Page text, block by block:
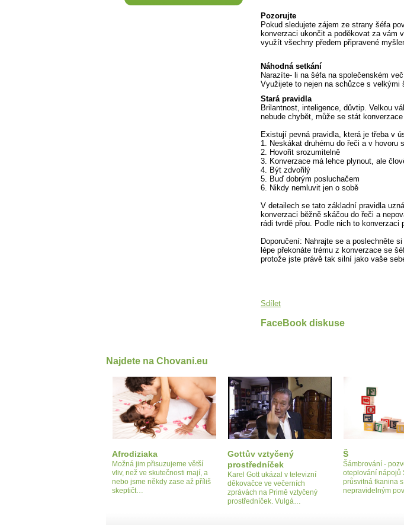
Pozorujte
Pokud sledujete zájem ze strany šéfa
konverzaci ukončit a poděkovat za vám
využít všechny předem připravené
Náhodná setkání
Narazíte- li na šéfa na společenském
Využijete to nejen na schůzce s velkými
Stará pravidla
Brilantnost, inteligence, důvtip. Velkou
nebude chybět, může se stát konverzace
Existují pevná pravidla, která je třeba v
1. Neskákat druhému do řeči a v hovoru
2. Hovořit srozumitelně
3. Konverzace má lehce plynout, ale
4. Být zdvořilý
5. Buď dobrým posluchačem
6. Nikdy nemluvit jen o sobě
V detailech se tato základní pravidla
konverzaci běžně skáčou do řeči a
rádi tvrdě přou. Podle nich to konverzaci
Doporučení: Nahrajte se a poslechněte
lépe překonáte trému z konverzace se
protože jste právě tak silní jako vaše
Sdílet
FaceBook diskuse
Najdete na Chovani.eu
Afrodiziaka
Možná jim přisuzujeme větší
vliv, než ve skutečnosti mají, a
nebo jsme někdy zase až příliš
skeptičt…
Gottův vztyčený
prostředníček
Karel Gott ukázal v televizní
děkovačce ve večerních
zprávách na Primě vztyčený
prostředníček. Vulgá…
Š
Šámbrování -
oteplování nápojů
průsvitná tkanina s
nepravidelným